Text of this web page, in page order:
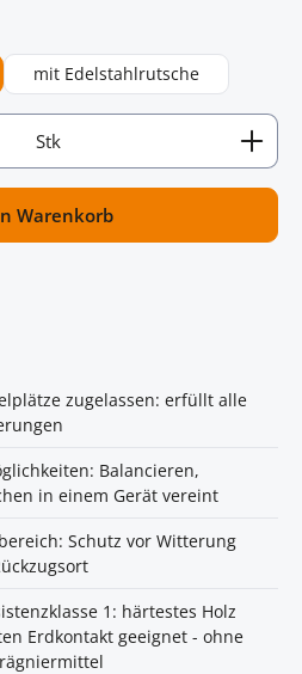
mit Edelstahlrutsche
gewünschten Wert ein
Stk
Warenkorb
zugelassen: erfüllt alle
Balancieren,
in einem Gerät vereint
Schutz vor Witterung
1: härtestes Holz
Erdkontakt geeignet - ohne